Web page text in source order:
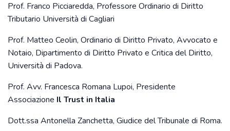
Prof. Franco Picciaredda, Professore Ordinario di Diritto
Tributario Università di Cagliari
Prof. Matteo Ceolin, Ordinario di Diritto Privato, Avvocato e
Notaio, Dipartimento di Diritto Privato e Critica del Diritto,
Università di Padova.
Prof. Avv. Francesca Romana Lupoi, Presidente
Associazione Il Trust in Italia
Dott.ssa Antonella Zanchetta, Giudice del Tribunale di Roma.